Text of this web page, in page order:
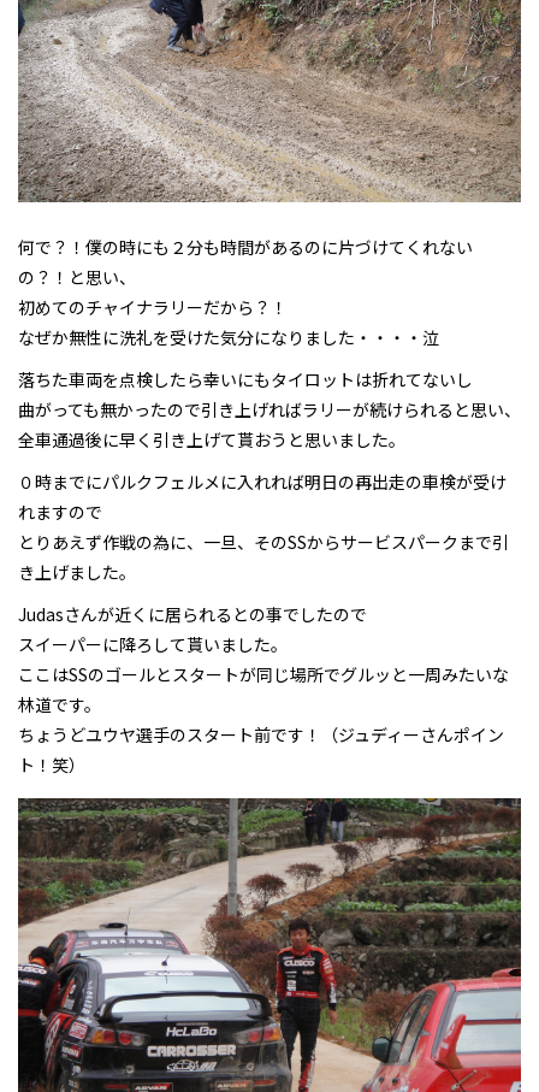
何で？！僕の時にも２分も時間があるのに片づけてくれない
の？！と思い、
初めてのチャイナラリーだから？！
なぜか無性に洗礼を受けた気分になりました・・・・泣
落ちた車両を点検したら幸いにもタイロットは折れてないし
曲がっても無かったので引き上げればラリーが続けられると思い、
全車通過後に早く引き上げて貰おうと思いました。
０時までにパルクフェルメに入れれば明日の再出走の車検が受け
れますので
とりあえず作戦の為に、一旦、そのSSからサービスパークまで引
き上げました。
Judasさんが近くに居られるとの事でしたので
スイーパーに降ろして貰いました。
ここはSSのゴールとスタートが同じ場所でグルッと一周みたいな
林道です。
ちょうどユウヤ選手のスタート前です！（ジュディーさんポイン
ト！笑）